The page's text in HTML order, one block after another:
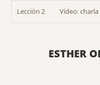
Lección 2 Vídeo:
ESTHER